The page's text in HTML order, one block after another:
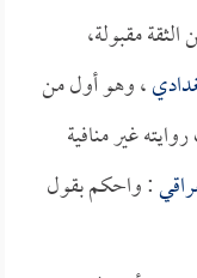
مقبولة،
، وهو أول من
غير منافية
: واحكم بقول